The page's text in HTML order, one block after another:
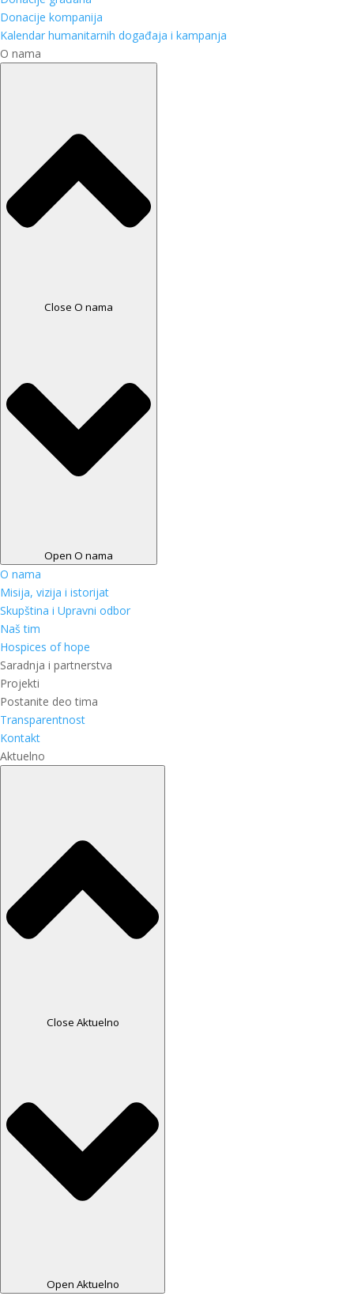
Donacije kompanija
Kalendar humanitarnih događaja i kampanja
O nama
Close O nama
Open O nama
O nama
Misija, vizija i istorijat
Skupština i Upravni odbor
Naš tim
Hospices of hope
Saradnja i partnerstva
Projekti
Postanite deo tima
Transparentnost
Kontakt
Aktuelno
Close Aktuelno
Open Aktuelno